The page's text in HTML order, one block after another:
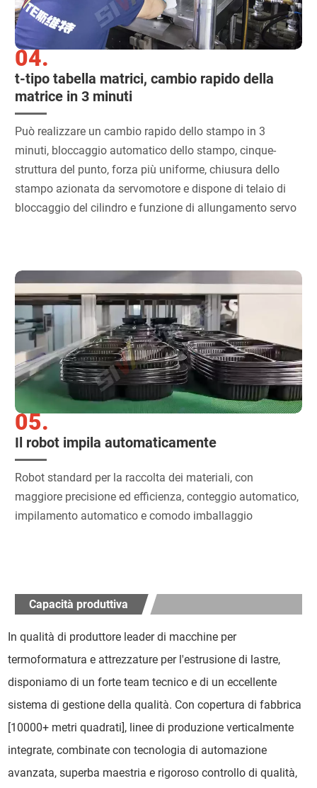
04.
t-tipo tabella matrici, cambio rapido della
matrice in 3 minuti
Può realizzare un cambio rapido dello stampo in 3
minuti, bloccaggio automatico dello stampo, cinque-
struttura del punto, forza più uniforme, chiusura dello
stampo azionata da servomotore e dispone di telaio di
bloccaggio del cilindro e funzione di allungamento servo
05.
Il robot impila automaticamente
Robot standard per la raccolta dei materiali, con
maggiore precisione ed efficienza, conteggio automatico,
impilamento automatico e comodo imballaggio
Capacità produttiva
In qualità di produttore leader di macchine per
termoformatura e attrezzature per l'estrusione di lastre,
disponiamo di un forte team tecnico e di un eccellente
sistema di gestione della qualità. Con copertura di fabbrica
[10000+ metri quadrati], linee di produzione verticalmente
integrate, combinate con tecnologia di automazione
avanzata, superba maestria e rigoroso controllo di qualità,